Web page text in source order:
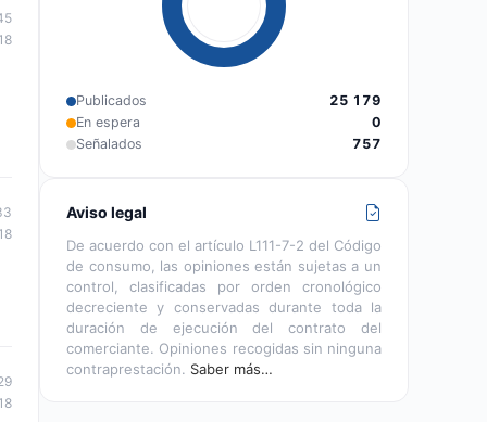
Publicados
25 179
En espera
0
Señalados
757
Aviso legal
De acuerdo con el artículo L111-7-2 del Código
de consumo, las opiniones están sujetas a un
control, clasificadas por orden cronológico
decreciente y conservadas durante toda la
duración de ejecución del contrato del
comerciante. Opiniones recogidas sin ninguna
contraprestación. Saber más…